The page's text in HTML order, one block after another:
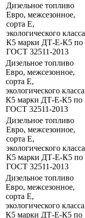
Дизельное топливо
Евро, межсезонное,
сорта Е,
экологического класса
К5 марки ДТ-Е-К5 по
ГОСТ 32511-2013
Дизельное топливо
Евро, межсезонное,
сорта Е,
экологического класса
К5 марки ДТ-Е-К5 по
ГОСТ 32511-2013
Дизельное топливо
Евро, межсезонное,
сорта Е,
экологического класса
К5 марки ДТ-Е-К5 по
ГОСТ 32511-2013
Дизельное топливо
Евро, межсезонное,
сорта Е,
экологического класса
К5 марки ДТ-Е-К5 по